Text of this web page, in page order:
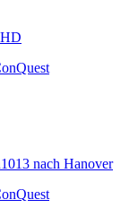
nach Hanover